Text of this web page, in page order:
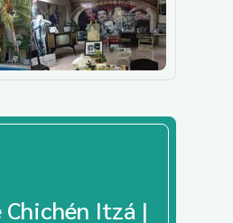
Chichén Itzá |